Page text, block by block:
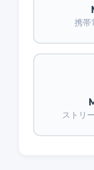
携帯
ストリ